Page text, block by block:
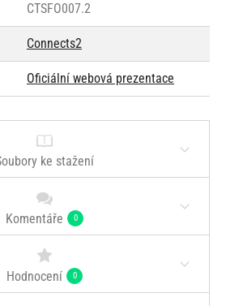
CTSFO007.2
Connects2
Oficiální webová prezentace
ke stažení
Komentáře 0
Hodnocení 0